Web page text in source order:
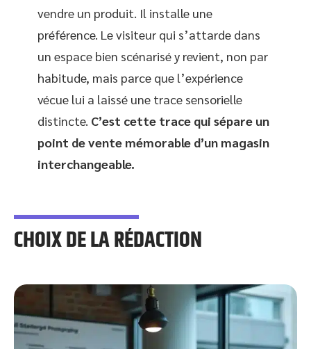
vendre un produit. Il installe une
préférence. Le visiteur qui s’attarde dans
un espace bien scénarisé y revient, non par
habitude, mais parce que l’expérience
vécue lui a laissé une trace sensorielle
distincte. C’est cette trace qui sépare un
point de vente mémorable d’un magasin
interchangeable.
CHOIX DE LA RÉDACTION